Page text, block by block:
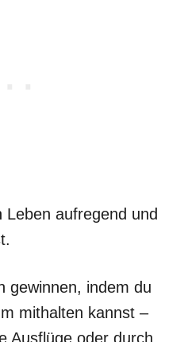
Leben aufregend und
gewinnen, indem du
mithalten kannst –
Ausflüge oder durch